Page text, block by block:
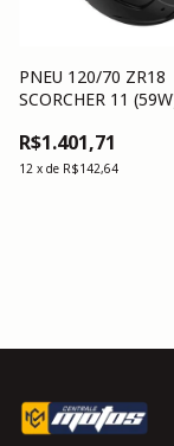
PNEU 120/70 ZR18
SCORCHER 11
R$1.401,71
12 x de R$142,64